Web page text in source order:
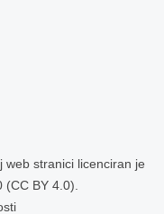
web stranici licenciran je
(CC BY 4.0)